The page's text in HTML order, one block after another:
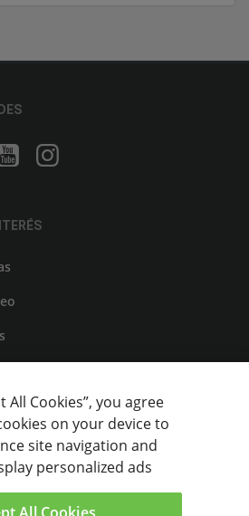
All Cookies”, you agree
on your device to
site navigation and
personalized ads